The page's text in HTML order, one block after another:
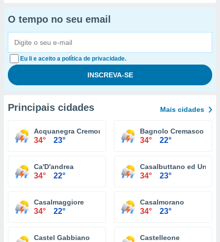
O tempo no seu email
Eu li e aceito a política de privacidade.
Principais cidades Mais cidades
Acquanegra Cremonese
34° 23°
Bagnolo Cremasco
34° 22°
Ca'D'andrea
34° 22°
Casalbuttano ed Uniti
34° 23°
Casalmaggiore
34° 22°
Casalmorano
34° 23°
Castel Gabbiano Castelleone